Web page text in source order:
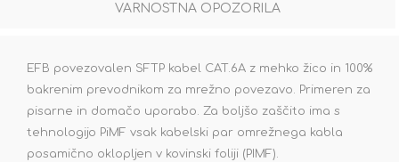
VARNOSTNA OPOZORILA
EFB povezovalen SFTP kabel CAT.6A z mehko žico in 100%
bakrenim prevodnikom za mrežno povezavo. Primeren za
pisarne in domačo uporabo. Za boljšo zaščito ima s
tehnologijo PiMF vsak kabelski par omrežnega kabla
posamično oklopljen v kovinski foliji (PIMF).